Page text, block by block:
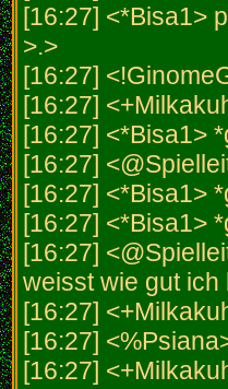
[16:27] <*Bisa1>
>.>
[16:27]
[16:27]
[16:27] <*Bisa1>
[16:27]
[16:27] <*Bisa1>
[16:27] <*Bisa1>
[16:27]
weisst wie gut ich
[16:27]
[16:27]
[16:27]